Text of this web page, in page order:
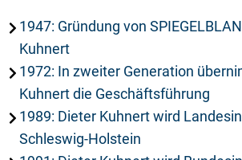
1947: Gründung von
Kuhnert
1972: In zweiter Generation
Kuhnert die Geschäftsführung
1989: Dieter Kuhnert wird
Schleswig-Holstein